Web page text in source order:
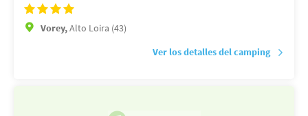
Vorey,Alto Loira (43)
Ver los detalles del camping